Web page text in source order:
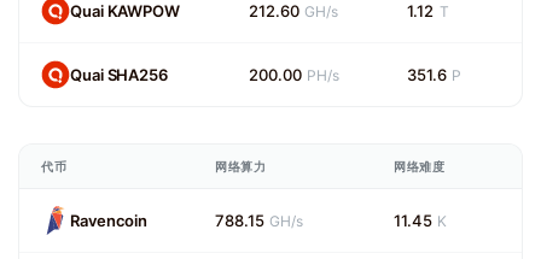
Quai KAWPOW 212.60 GH/s 1.12 T
Quai SHA256 200.00 PH/s 351.6 P
代币 网络算力 网络难度
Ravencoin 788.15 GH/s 11.45 K